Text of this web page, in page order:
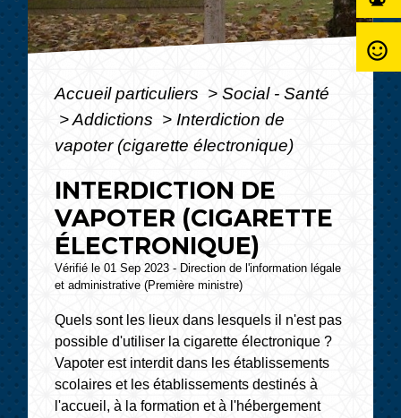
Accueil particuliers > Social - Santé
>Addictions > Interdiction de
vapoter (cigarette électronique)
INTERDICTION DE
VAPOTER (CIGARETTE
ÉLECTRONIQUE)
Vérifié le 01 Sep 2023 - Direction de l'information légale
et administrative (Première ministre)
Quels sont les lieux dans lesquels il n'est pas
possible d'utiliser la cigarette électronique ?
Vapoter est interdit dans les établissements
scolaires et les établissements destinés à
l'accueil, à la formation et à l'hébergement
sentiment_satisfied_alt